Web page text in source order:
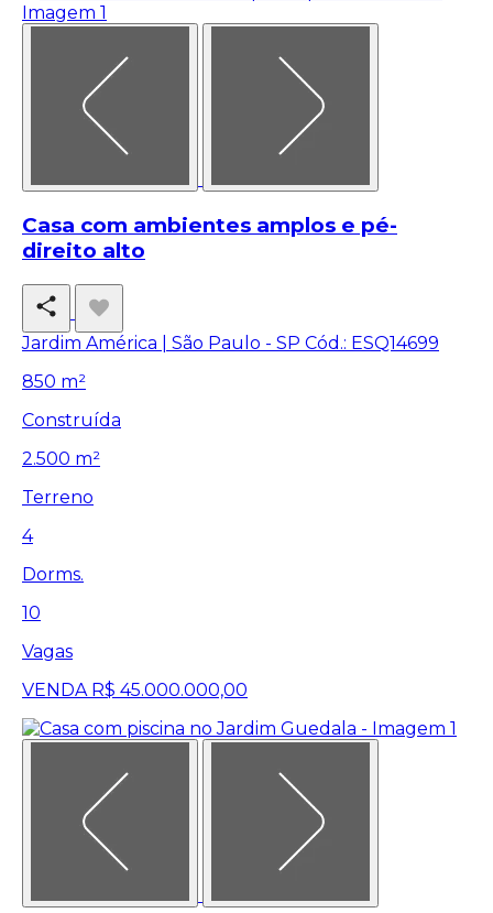
Casa com ambientes amplos e pé-
direito alto
Jardim América | São Paulo - SP Cód.: ESQ14699
850 m²
Construída
2.500 m²
Terreno
4
Dorms.
10
Vagas
VENDA R$ 45.000.000,00